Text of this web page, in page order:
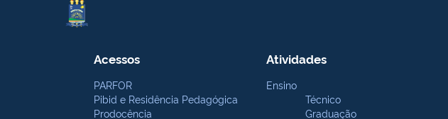
Acessos
PARFOR
Pibid e Residência Pedagógica
Prodocência
Atividades
Ensino
Técnico
Graduação